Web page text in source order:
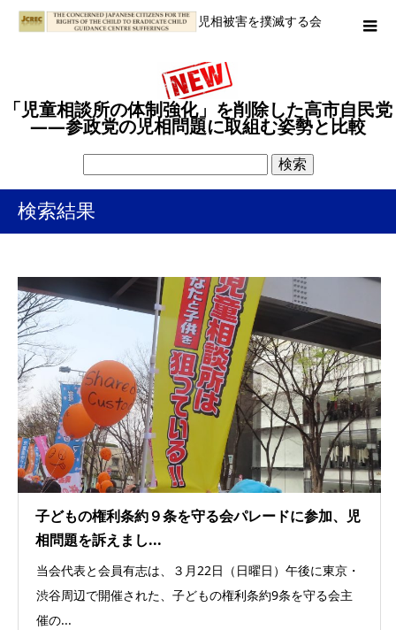
児相被害を撲滅する会
「児童相談所の体制強化」を削除した高市自民党
――参政党の児相問題に取組む姿勢と比較
検索結果
子どもの権利条約９条を守る会パレードに参加、児
相問題を訴えまし...
当会代表と会員有志は、３月22日（日曜日）午後に東京・
渋谷周辺で開催された、子どもの権利条約9条を守る会主
催の...